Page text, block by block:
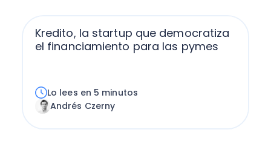
Kredito, la startup que democratiza
el financiamiento para las pymes
Lo lees en 5 minutos
Andrés Czerny